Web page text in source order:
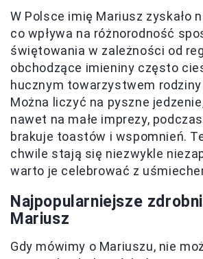
W Polsce imię Mariusz zyskało
co wpływa na różnorodność
świętowania w zależności od
obchodzące imieniny często
hucznym towarzystwem rodziny
Można liczyć na pyszne
nawet na małe imprezy,
brakuje toastów i wspomnień.
chwile stają się niezwykle
warto je celebrować z
Najpopularniejsze
Mariusz
Gdy mówimy o Mariuszu, nie